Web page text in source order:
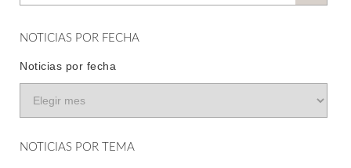
NOTICIAS POR FECHA
Noticias por fecha
NOTICIAS POR TEMA